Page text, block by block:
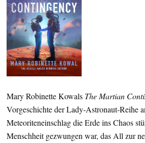
Mary Robinette Kowals The Martian
Vorgeschichte der Lady-Astronaut-Reihe
Meteoriteneinschlag die Erde ins Chaos
Menschheit gezwungen war, das All zur